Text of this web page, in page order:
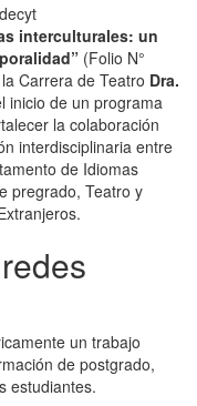
interculturales: un
(Folio N°
Carrera de Teatro Dra.
inicio de un programa
la colaboración
interdisciplinaria entre
de Idiomas
pregrado, Teatro y
un trabajo
de postgrado,
estudiantes.